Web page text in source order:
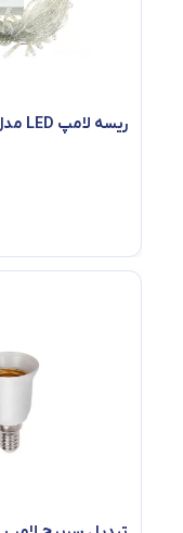
ریسه لامپ LED مدل LED-100